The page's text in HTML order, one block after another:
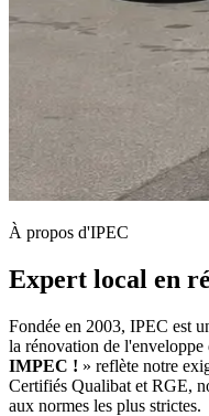
À propos d'IPEC
Expert local en
Fondée en 2003, IPEC est
la rénovation de
IMPEC ! » reflète notre
Certifiés Qualibat et RGE,
aux normes les plus strictes.